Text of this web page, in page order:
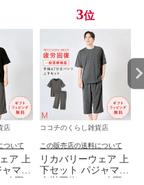
洋
汁
抗菌汁椀 和風 洋
風 碗 鉢 味噌汁
スープボウル
BPAフリー
店
ついて
ア 上
マ
3位
ココチのくらし雑貨店
この販売店の送料について
リカバリーウェア 上
下セット パジャマ